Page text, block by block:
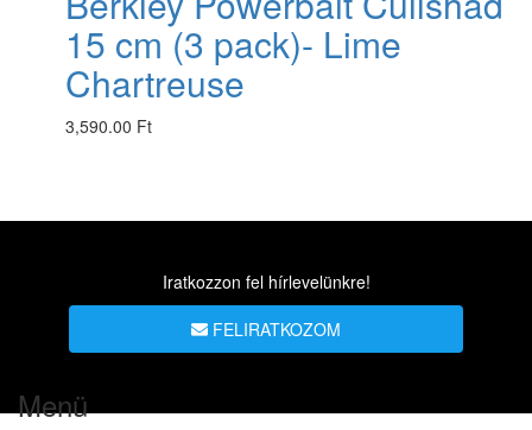
15 cm (3 pack)- Lime
Chartreuse
3,590.00 Ft
Iratkozzon fel hírlevelünkre!
FELIRATKOZOM
Menü